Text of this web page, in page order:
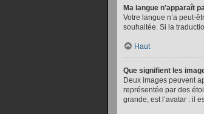
Ma langue n’apparaît
Votre langue n’a peut-
souhaitée. Si la
Haut
Que signifient les
Deux images peuvent
représentée par des
grande, est l’avatar : il